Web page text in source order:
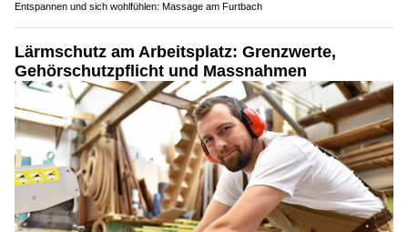
Entspannen und sich wohlfühlen: Massage am Furtbach
Lärmschutz am Arbeitsplatz: Grenzwerte,
Gehörschutzpflicht und Massnahmen